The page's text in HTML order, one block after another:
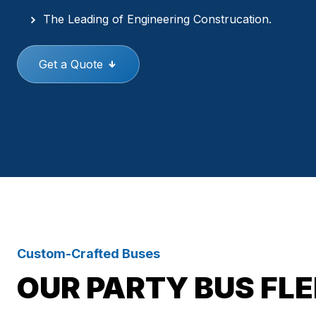
The Leading of Engineering Construcation.
Get a Quote
Custom-Crafted Buses
OUR PARTY BUS